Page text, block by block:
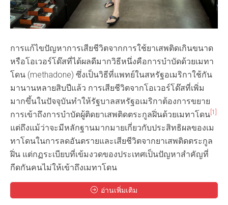
การแก้ไขปัญหาการเสียชีวิตจากการใช้ยาเสพติดเกินขนาด
หรือโอเวอร์โด๊สที่ได้ผลดีมากวิธีหนึ่งคือการบำบัดด้วยเมทา
โดน (methadone) ซึ่งเป็นวิธีที่แพทย์ในสหรัฐอเมริกาใช้กัน
มานานหลายสิบปีแล้ว การเสียชีวิตจากโอเวอร์โด๊สที่เพิ่ม
มากขึ้นในปัจจุบันทำให้รัฐบาลสหรัฐอเมริกาต้องการขยาย
การเข้าถึงการบำบัดผู้ติดยาเสพติดตระกูลฝิ่นด้วยเมทาโดน [1]
แต่ถึงแม้ว่าจะมีหลักฐานมากมายเกี่ยวกับประสิทธิผลของเม
ทาโดนในการลดอันตรายและเสียชีวิตจากยาเสพติดตระกูล
ฝิ่น แต่กฏระเบียบที่เข้มงวดของประเทศเป็นปัญหาสำคัญที่
กีดกันคนไม่ให้เข้าถึงเมทาโดน
อ่านเพิ่มเติม